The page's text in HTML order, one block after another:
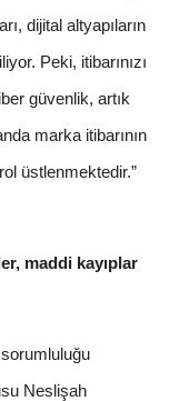
dijital altyapıların
Peki, itibarınızı
güvenlik, artık
marka itibarının
üstlenmektedir.”
maddi kayıplar
Neslişah